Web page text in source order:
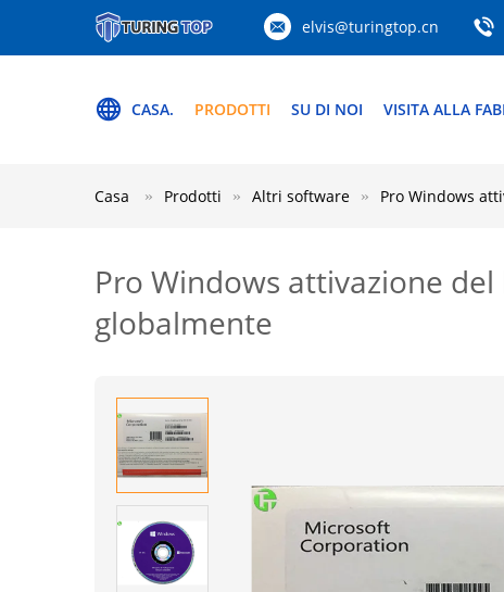
elvis@turingtop.cn
CASA. PRODOTTI SU DI NOI VISITA ALLA
Casa Prodotti Altri software Pro Windows
Pro Windows attivazione
globalmente